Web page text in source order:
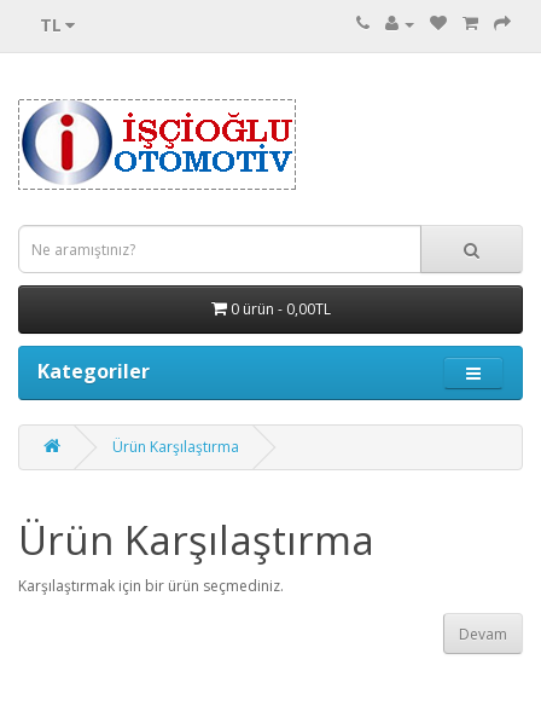
TL
0 ürün - 0,00TL
Kategoriler
Ürün Karşılaştırma
Ürün Karşılaştırma
Karşılaştırmak için bir ürün seçmediniz.
Devam